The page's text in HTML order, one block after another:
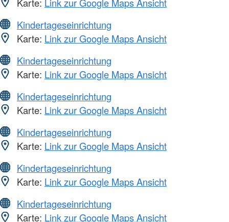
Kindertageseinrichtung
Karte: Link zur Google Maps Ansicht
Kindertageseinrichtung
Karte: Link zur Google Maps Ansicht
Kindertageseinrichtung
Karte: Link zur Google Maps Ansicht
Kindertageseinrichtung
Karte: Link zur Google Maps Ansicht
Kindertageseinrichtung
Karte: Link zur Google Maps Ansicht
Kindertageseinrichtung
Karte: Link zur Google Maps Ansicht